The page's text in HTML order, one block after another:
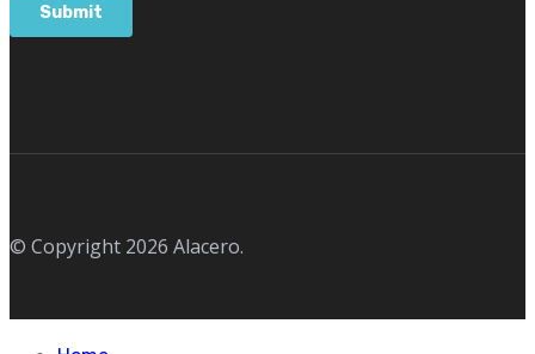
© Copyright 2026 Alacero.